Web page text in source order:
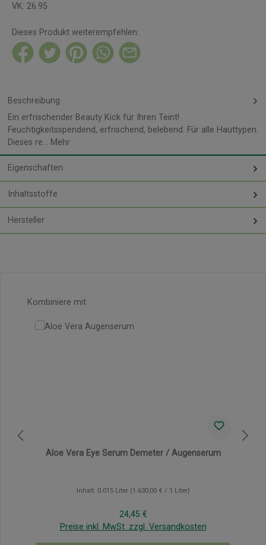
VK: 26.95
Dieses Produkt weiterempfehlen:
Beschreibung
Ein erfrischender Beauty Kick für Ihren Teint!
Feuchtigkeitsspendend, erfrischend, belebend. Für alle Hauttypen.
Dieses re… Mehr
Eigenschaften
Inhaltsstoffe
Hersteller
Produktgalerie überspringen
Kombiniere mit
Aloe Vera Eye Serum Demeter / Augenserum
Inhalt: 0.015 Liter (1.630,00 € / 1 Liter)
Regulärer Preis:
24,45 €
Preise inkl. MwSt. zzgl. Versandkosten